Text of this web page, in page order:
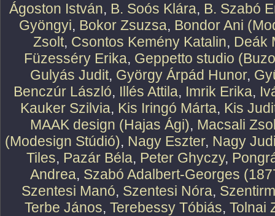
Ágoston István, B. Soós Klára, B. Szabó
Gyöngyi, Bokor Zsuzsa, Bondor Ani
Zsolt, Csontos Kemény Katalin, Deák
Füzesséry Erika, Geppetto studio
Gulyás Judit, György Árpád Hunor,
Benczúr László, Illés Attila, Imrik Erika,
Kauker Szilvia, Kis Iringó Márta, Kis
MAAK design (Hajas Ági), Macsali
(Modesign Stúdió), Nagy Eszter, Nagy
Tiles, Pazár Béla, Peter Ghyczy,
Andrea, Szabó Adalbert-Georges
Szentesi Manó, Szentesi Nóra,
Terbe János, Terebessy Tóbiás, Tolnai